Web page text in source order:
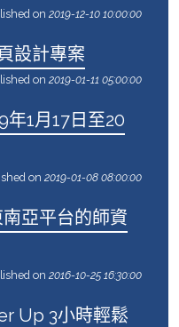
on 2019-12-10 10:00:00
設計專案
on 2019-01-11 05:00:00
年1月17日至20
on 2019-01-08 08:00:00
亞平台的師資
on 2016-10-25 16:30:00
Up 3小時輕鬆